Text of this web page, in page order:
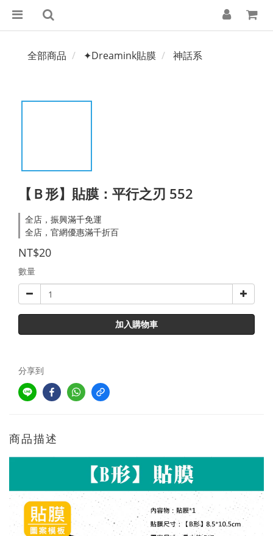
全部商品 ✦Dreamink貼膜 神話系
【Ｂ形】貼膜：平行之刃 552
全店，振興滿千免運
全店，官網優惠滿千折百
NT$20
數量
加入購物車
分享到
商品描述